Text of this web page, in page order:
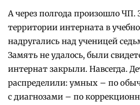
А через полгода произошло ЧП.
территории интерната в
надругались над ученицей
Замять не удалось, были
интернат закрыли. Навсегда.
распределили: умных – по
с диагнозами – по